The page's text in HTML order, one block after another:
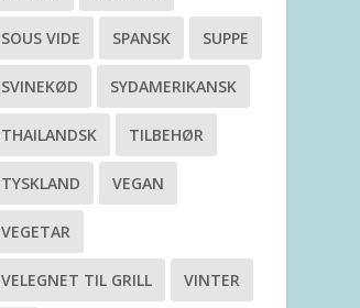
SOUS VIDE SPANSK SUPPE
SVINEKØD SYDAMERIKANSK
THAILANDSK TILBEHØR
TYSKLAND VEGAN
VEGETAR
VELEGNET TIL GRILL VINTER